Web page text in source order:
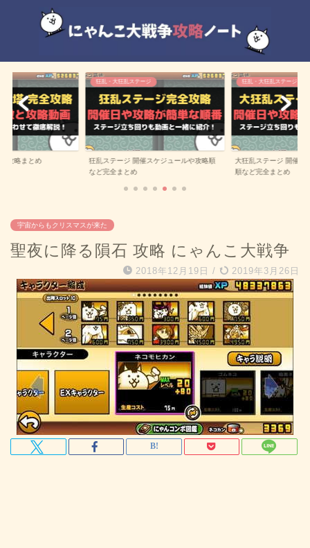
ケジュールや攻略順
狂乱・大狂乱ステージ
大狂乱ステージ 開催スケジュールや攻略
順など完全まとめ
雑記
効率の良いユーザーラ
一覧
宇宙からもクリスマスが来た
聖夜に降る隕石 攻略 にゃんこ大戦争
2018年12月19日 / 2019年3月26日